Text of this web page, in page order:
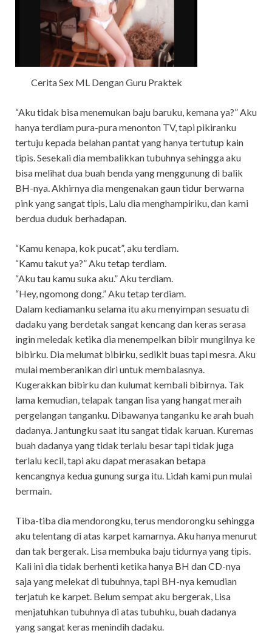
Cerita Sex ML Dengan Guru Praktek
“Aku tidak bisa menemukan baju baruku, kemana ya?” Aku
hanya terdiam pura-pura menonton TV, tapi pikiranku
tertuju kepada belahan pantat yang hanya tertutup kain
tipis. Sesekali dia membalikkan tubuhnya sehingga aku
bisa melihat dua buah benda yang menggunung di balik
BH-nya. Akhirnya dia mengenakan gaun tidur berwarna
pink yang sangat tipis, Lalu dia menghampiriku, dan kami
berdua duduk berhadapan.
“Kamu kenapa, kok pucat”, aku terdiam.
“Kamu takut ya?” Aku tetap terdiam.
“Aku tau kamu suka aku.” Aku terdiam.
“Hey, ngomong dong.” Aku tetap terdiam.
Dalam kediamanku selama itu aku menyimpan sesuatu di
dadaku yang berdetak sangat kencang dan keras serasa
ingin meledak ketika dia menempelkan bibir mungilnya ke
bibirku. Dia melumat bibirku, sedikit buas tapi mesra. Aku
mulai memberanikan diri untuk membalasnya.
Kugerakkan bibirku dan kulumat kembali bibirnya. Tak
lama kemudian, telapak tangan lisa yang hangat meraih
pergelangan tanganku. Dibawanya tanganku ke arah buah
dadanya. Jantungku saat itu sangat tidak karuan. Kuremas
buah dadanya yang tidak terlalu besar tapi tidak juga
terlalu kecil, tapi aku dapat merasakan betapa
kencangnya kedua gunung surga itu. Lidah kami pun mulai
bermain.
Tiba-tiba dia mendorongku, terus mendorongku sehingga
aku telentang di atas karpet kamarnya. Aku hanya menurut
dan tak bergerak. Lisa membuka baju tidurnya yang tipis.
Kali ini dia tidak berhenti ketika hanya BH dan CD-nya
saja yang melekat di tubuhnya, tapi BH-nya kemudian
terjatuh ke karpet. Belum sempat aku bergerak, Lisa
menjatuhkan tubuhnya di atas tubuhku, buah dadanya
yang sangat keras menindih dadaku.